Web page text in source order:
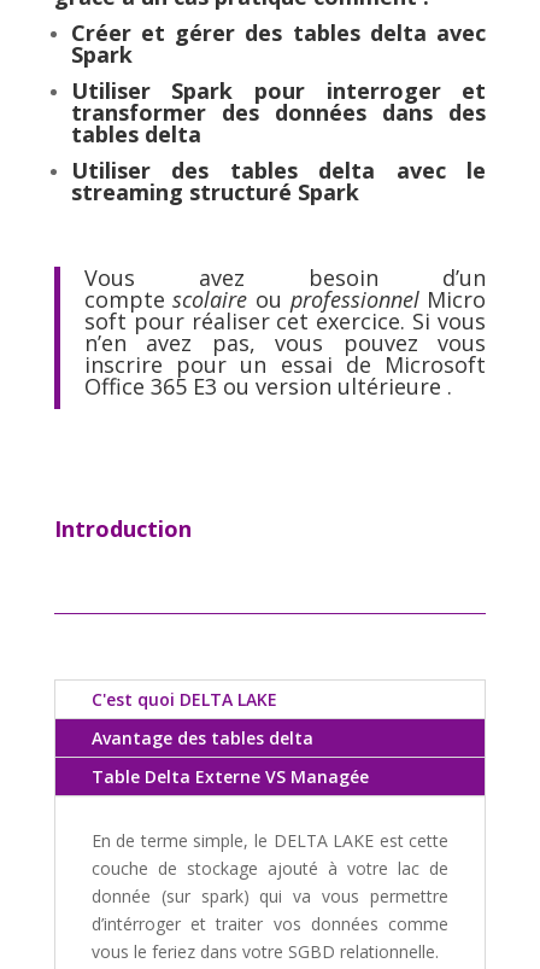
Créer et gérer des tables delta avec
Spark
Utiliser Spark pour interroger et
transformer des données dans des
tables delta
Utiliser des tables delta avec le
streaming structuré Spark
Vous avez besoin d’un
comptescolaire ou professionnelMicro
soft pour réaliser cet exercice. Si vous
n’en avez pas, vous pouvezvous
inscrire pour un essai de Microsoft
Office 365 E3 ou version ultérieure .
Introduction
C'est quoi DELTA LAKE
Avantage des tables delta
Table Delta Externe VS Managée
En de terme simple, le DELTA LAKE est cette
couche de stockage ajouté à votre lac de
donnée (sur spark) qui va vous permettre
d’intérroger et traiter vos données comme
vous le feriez dans votre SGBD relationnelle.